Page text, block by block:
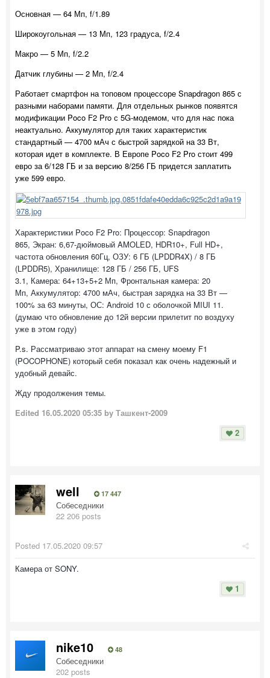
Основная — 64 Мп, f/1.89
Широкоугольная — 13 Мп, 123 градуса, f/2.4
Макро — 5 Мп, f/2.2
Датчик глубины — 2 Мп, f/2.4
Работает смартфон на топовом процессоре Snapdragon 865 с
разными наборами памяти. Для отдельных рынков появятся
модификации Poco F2 Pro с 5G-модемом, что для нас пока
неактуально. Аккумулятор для таких характеристик
стандартный — 4700 мАч с быстрой зарядкой на 33 Вт,
которая идет в комплекте. В Европе Poco F2 Pro стоит 499
евро за 6/128 ГБ и за версию 8/256 ГБ придется заплатить
уже 599 евро.
Характеристики Poco F2 Pro: Процессор: Snapdragon
865, Экран: 6,67-дюймовый AMOLED, HDR10+, Full HD+,
частота обновления 60Гц, ОЗУ: 6 ГБ (LPDDR4X) / 8 ГБ
(LPDDR5), Хранилище: 128 ГБ / 256 ГБ, UFS
3.1, Камера: 64+13+5+2 Мп, Фронтальная камера: 20
Мп, Аккумулятор: 4700 мАч, быстрая зарядка на 33 Вт —
100% за 63 минуты, ОС: Android 10 с оболочкой MIUI 11.
(думаю что обновление до 12й версии прилетит по воздуху
уже в этом году)
P.s. Рассматриваю этот аппарат на смену моему F1
(POCOPHONE) который себя показал как очень надежный и
удобный девайс.
Жду продолжения темы.
Edited 16.05.2020 05:35 by Ташкент-2009
2
well 17 447
Собеседники
22 206 posts
Posted 17.05.2020 09:57
Камера от SONY.
1
nike10 48
Собеседники
202 posts